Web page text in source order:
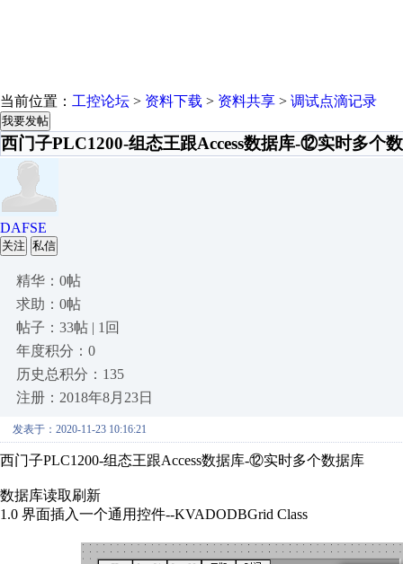
当前位置： 工控论坛 > 资料下载 > 资料共享 > 调试点滴记录
我要发帖
西门子PLC1200-组态王跟Access数据库-⑫实时多个
DAFSE
关注 私信
精华：0帖
求助：0帖
帖子：33帖 | 1回
年度积分：0
历史总积分：135
注册：2018年8月23日
发表于：2020-11-23 10:16:21
西门子PLC1200-组态王跟Access数据库-⑫实时多个数据库
数据库读取刷新
1.0 界面插入一个通用控件--KVADODBGrid Class